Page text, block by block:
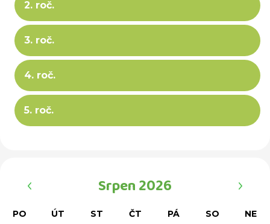
2. roč.
3. roč.
4. roč.
5. roč.
Srpen 2026
PO ÚT ST ČT PÁ SO
NE